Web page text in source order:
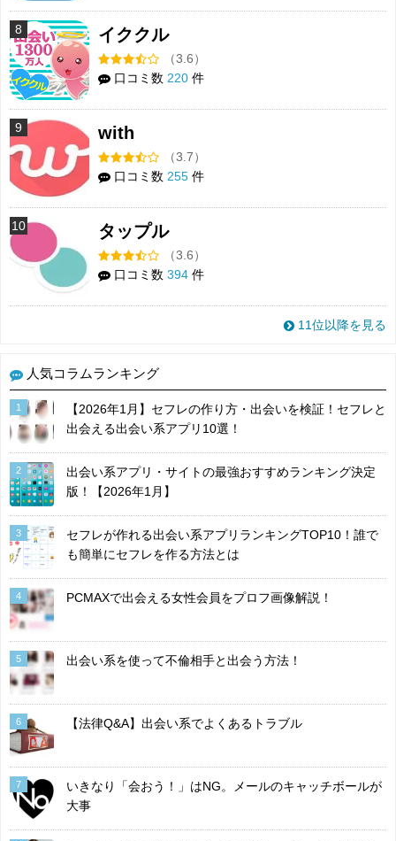
8 イククル
（3.6）
口コミ数 220 件
9 with
（3.7）
口コミ数 255 件
10 タップル
（3.6）
口コミ数 394 件
11位以降を見る
人気コラムランキング
1
【2026年1月】セフレの作り方・出会いを検証！セフレと
出会える出会い系アプリ10選！
2
出会い系アプリ・サイトの最強おすすめランキング決定
版！【2026年1月】
3
セフレが作れる出会い系アプリランキングTOP10！誰で
も簡単にセフレを作る方法とは
4 PCMAXで出会える女性会員をプロフ画像解説！
5 出会い系を使って不倫相手と出会う方法！
6 【法律Q&A】出会い系でよくあるトラブル
7
いきなり「会おう！」はNG。メールのキャッチボールが
大事